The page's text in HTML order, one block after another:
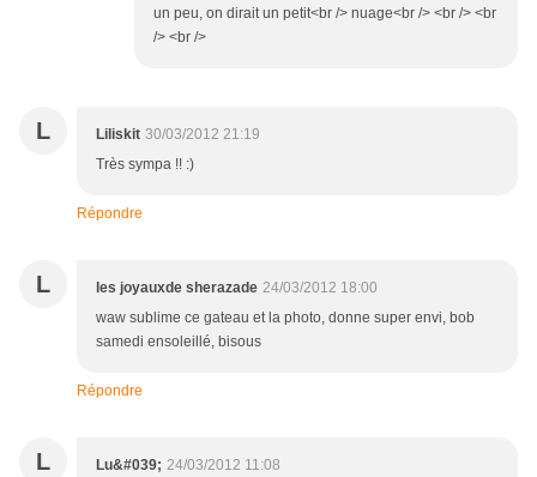
un peu, on dirait un petit<br /> nuage<br /> <br /> <br
/> <br />
L Liliskit 30/03/2012 21:19
Très sympa !! :)
Répondre
L les joyauxde sherazade 24/03/2012 18:00
waw sublime ce gateau et la photo, donne super envi, bob
samedi ensoleillé, bisous
Répondre
L Lu&#039; 24/03/2012 11:08